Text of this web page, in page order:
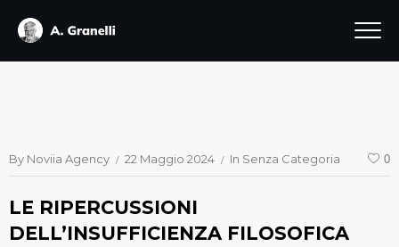
By Noviia Agency 22 Maggio 2024 In Senza Categoria 0
LE RIPERCUSSIONI
DELL’INSUFFICIENZA FILOSOFICA